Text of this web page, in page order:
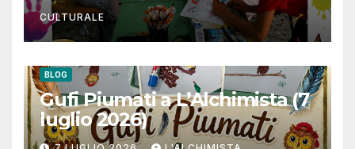
CULTURALE
BLOG
Gufi Piumati a L’Alchimista (7
luglio 2026)